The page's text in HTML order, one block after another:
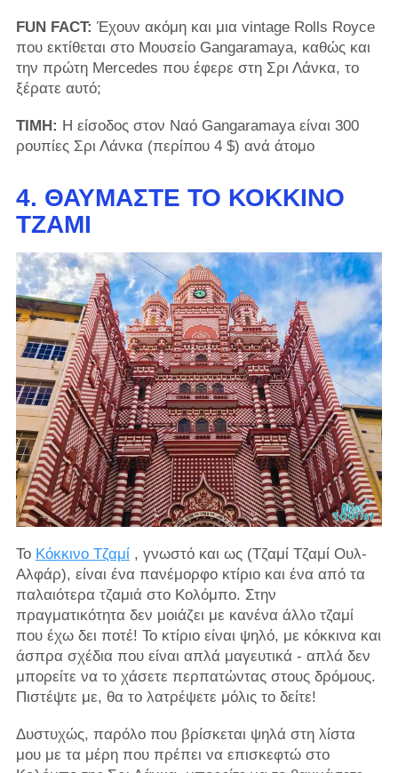
FUN FACT: Έχουν ακόμη και μια vintage Rolls Royce
που εκτίθεται στο Μουσείο Gangaramaya, καθώς και
την πρώτη Mercedes που έφερε στη Σρι Λάνκα, το
ξέρατε αυτό;
ΤΙΜΗ: Η είσοδος στον Ναό Gangaramaya είναι 300
ρουπίες Σρι Λάνκα (περίπου 4 $) ανά άτομο
4. ΘΑΥΜΆΣΤΕ ΤΟ ΚΌΚΚΙΝΟ
ΤΖΑΜΊ
Το Κόκκινο Τζαμί, γνωστό και ως (Τζαμί Τζαμί Ουλ-
Αλφάρ), είναι ένα πανέμορφο κτίριο και ένα από τα
παλαιότερα τζαμιά στο Κολόμπο. Στην
πραγματικότητα δεν μοιάζει με κανένα άλλο τζαμί
που έχω δει ποτέ! Το κτίριο είναι ψηλό, με κόκκινα και
άσπρα σχέδια που είναι απλά μαγευτικά - απλά δεν
μπορείτε να το χάσετε περπατώντας στους δρόμους.
Πιστέψτε με, θα το λατρέψετε μόλις το δείτε!
Δυστυχώς, παρόλο που βρίσκεται ψηλά στη λίστα
μου με τα μέρη που πρέπει να επισκεφτώ στο